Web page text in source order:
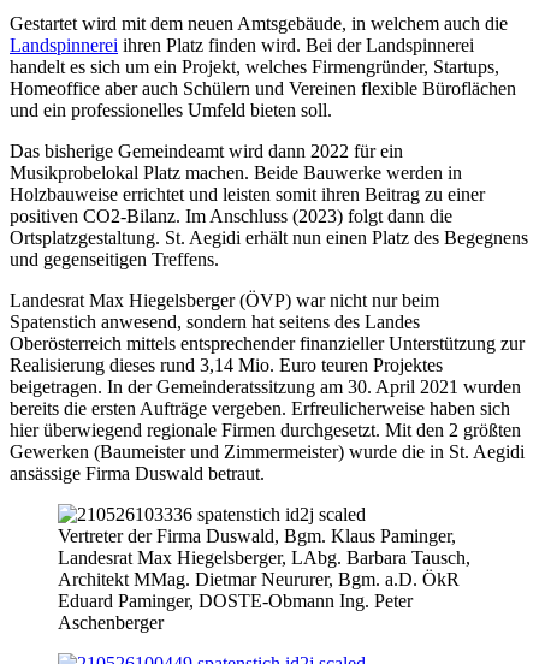
Gestartet wird mit dem neuen Amtsgebäude, in welchem auch die
Landspinnerei ihren Platz finden wird. Bei der Landspinnerei
handelt es sich um ein Projekt, welches Firmengründer, Startups,
Homeoffice aber auch Schülern und Vereinen flexible Büroflächen
und ein professionelles Umfeld bieten soll.
Das bisherige Gemeindeamt wird dann 2022 für ein
Musikprobelokal Platz machen. Beide Bauwerke werden in
Holzbauweise errichtet und leisten somit ihren Beitrag zu einer
positiven CO2-Bilanz. Im Anschluss (2023) folgt dann die
Ortsplatzgestaltung. St. Aegidi erhält nun einen Platz des Begegnens
und gegenseitigen Treffens.
Landesrat Max Hiegelsberger (ÖVP) war nicht nur beim
Spatenstich anwesend, sondern hat seitens des Landes
Oberösterreich mittels entsprechender finanzieller Unterstützung zur
Realisierung dieses rund 3,14 Mio. Euro teuren Projektes
beigetragen. In der Gemeinderatssitzung am 30. April 2021 wurden
bereits die ersten Aufträge vergeben. Erfreulicherweise haben sich
hier überwiegend regionale Firmen durchgesetzt. Mit den 2 größten
Gewerken (Baumeister und Zimmermeister) wurde die in St. Aegidi
ansässige Firma Duswald betraut.
Vertreter der Firma Duswald, Bgm. Klaus Paminger,
Landesrat Max Hiegelsberger, LAbg. Barbara Tausch,
Architekt MMag. Dietmar Neururer, Bgm. a.D. ÖkR
Eduard Paminger, DOSTE-Obmann Ing. Peter
Aschenberger